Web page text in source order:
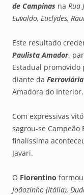
de Campinas na Rua
Euvaldo, Euclydes,
Este resultado
Paulista Amador,
Estadual promovido
diante da
Amadora do Interior.
Com expressivas
sagrou-se Campeão
finalíssima
Javari.
O Fiorentino
Joãozinho (Itália),